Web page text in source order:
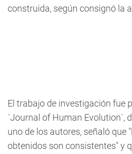
construida, según consignó la
El trabajo de investigación fue
`Journal of Human Evolution`,
uno de los autores, señaló que
obtenidos son consistentes" y